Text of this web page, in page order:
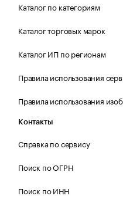
Каталог по категориям
Каталог торговых марок
Каталог ИП по регионам
Правила использования
Правила использования
Контакты
Справка по сервису
Поиск по ОГРН
Поиск по ИНН